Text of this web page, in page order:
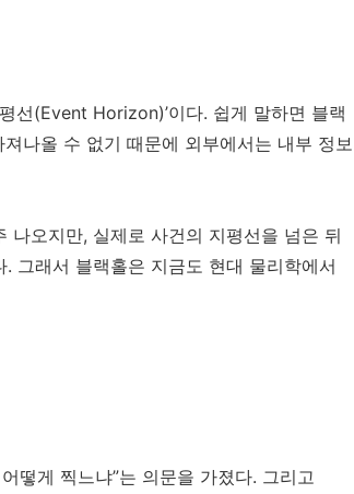
선(Event Horizon)’이다. 쉽게 말하면 블랙
나올 수 없기 때문에 외부에서는 내부 정보
나오지만, 실제로 사건의 지평선을 넘은 뒤
그래서 블랙홀은 지금도 현대 물리학에서
떻게 찍느냐”는 의문을 가졌다. 그리고